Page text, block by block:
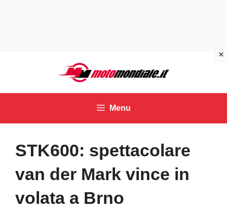
contenuto
Menu
STK600: spettacolare
van der Mark vince in
volata a Brno